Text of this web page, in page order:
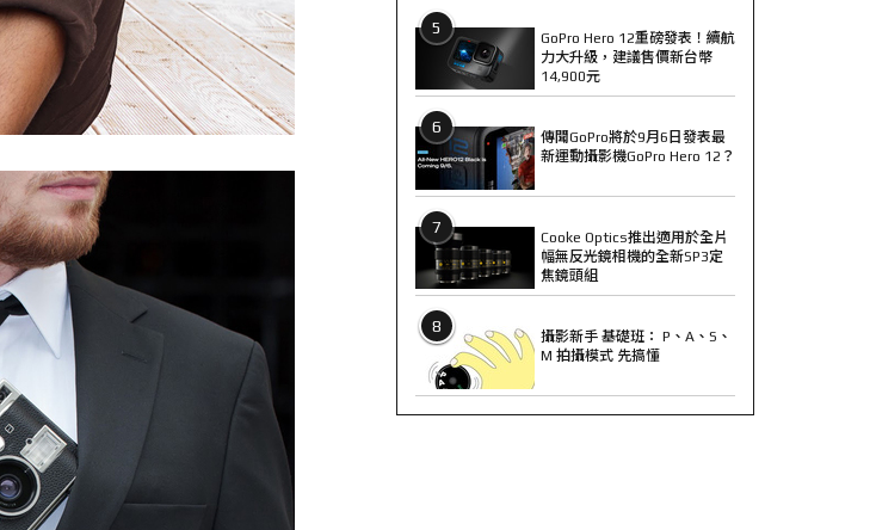
5
GoPro Hero 12重磅發表！續航
力大升級，建議售價新台幣
14,900元
6
傳聞GoPro將於9月6日發表最
新運動攝影機GoPro Hero 12？
7
Cooke Optics推出適用於全片
幅無反光鏡相機的全新SP3定
焦鏡頭組
8
攝影新手 基礎班： P、A、S、
M 拍攝模式 先搞懂